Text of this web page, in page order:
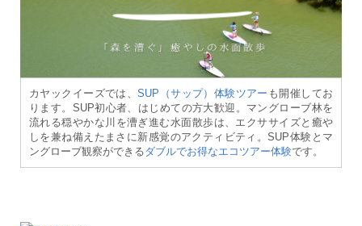
カヤックイーズでは、SUP（サップ）体験ツアー も開催してお
ります。SUP初心者、はじめての方大歓迎。マングローブ林を
流れる穏やかな川を漕ぎ進む水面散歩は、エクササイズと癒や
しを兼ね備えたまさに新感覚のアクティビティ。SUP体験とマ
ングローブ観察ができるダブルでお得なエコツアー体験です。